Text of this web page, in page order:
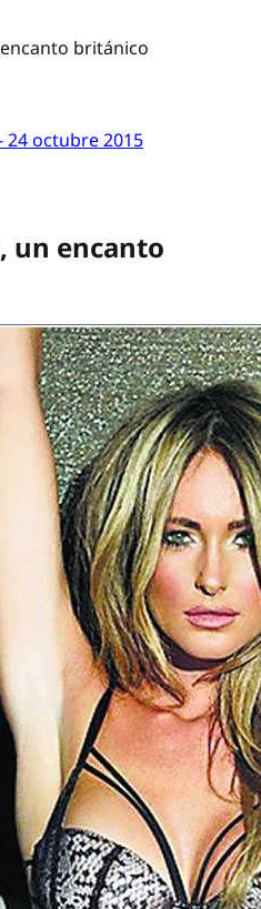
británico
24 octubre 2015
un encanto